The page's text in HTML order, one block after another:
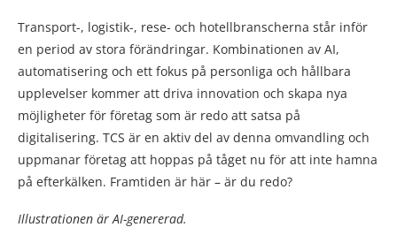
Transport-, logistik-, rese- och hotellbranscherna står inför
en period av stora förändringar. Kombinationen av AI,
automatisering och ett fokus på personliga och hållbara
upplevelser kommer att driva innovation och skapa nya
möjligheter för företag som är redo att satsa på
digitalisering. TCS är en aktiv del av denna omvandling och
uppmanar företag att hoppas på tåget nu för att inte hamna
på efterkälken. Framtiden är här – är du redo?
Illustrationen är AI-genererad.